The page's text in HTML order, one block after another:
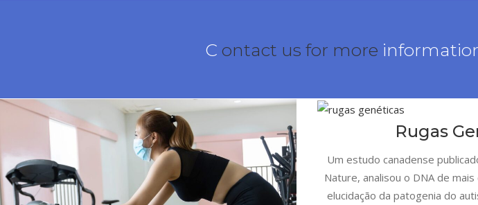
C ontact us for more
Rugas
Um estudo canadense
Nature, analisou o DNA de
elucidação da patogenia do